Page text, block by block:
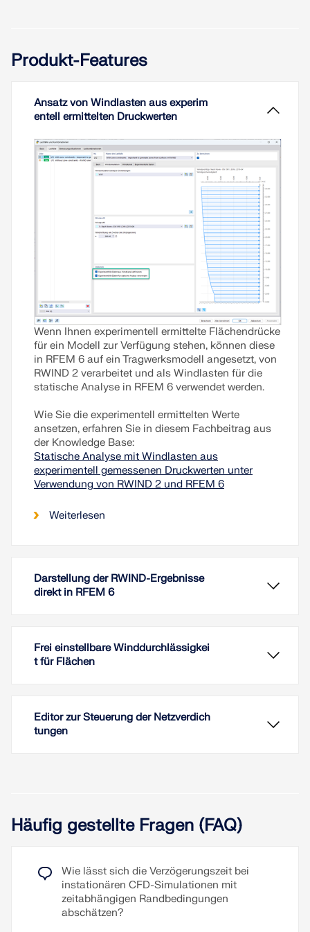
Weiterlesen
architektonische Analysen und Präsentationen
Weiterlesen
Produkt-Features
Ansatz von Windlasten aus experim
entell ermittelten Druckwerten
Wenn Ihnen experimentell ermittelte Flächendrücke
für ein Modell zur Verfügung stehen, können diese
in RFEM 6 auf ein Tragwerksmodell angesetzt, von
RWIND 2 verarbeitet und als Windlasten für die
statische Analyse in RFEM 6 verwendet werden.
Wie Sie die experimentell ermittelten Werte
ansetzen, erfahren Sie in diesem Fachbeitrag aus
der Knowledge Base:
Statische Analyse mit Windlasten aus
experimentell gemessenen Druckwerten unter
Verwendung von RWIND 2 und RFEM 6
Weiterlesen
Darstellung der RWIND-Ergebnisse
direkt in RFEM 6
Hauptprogramm anzeigen lassen. Wählen Sie im
Navigator - Ergebnisse aus der oberen Liste den
Derzeit sind folgende Ergebnisse verfügbar, die
sich auf das RWIND-Berechnungsnetz beziehen:
Flächendruck
Frei einstellbare Winddurchlässigkei
t für Flächen
Mit RWIND 2 Pro gelingt es Ihnen völlig
problemlos, eine Durchlässigkeit auf eine Fläche
anzuwenden. Sie benötigen lediglich die Definition
Editor zur Steuerung der Netzverdich
tungen
Häufig gestellte Fragen (FAQ)
Wie lässt sich die Verzögerungszeit bei
instationären CFD-Simulationen mit
zeitabhängigen Randbedingungen
abschätzen?